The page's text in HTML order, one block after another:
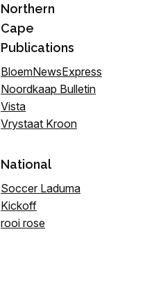
Northern
Cape
Publications
BloemNewsExpress
Noordkaap Bulletin
Vista
Vrystaat Kroon
National
Soccer Laduma
Kickoff
rooi rose